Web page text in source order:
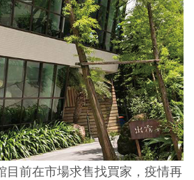
目前在市場求售找買家，疫情再